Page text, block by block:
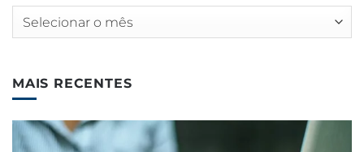
Arquivos
MAIS RECENTES